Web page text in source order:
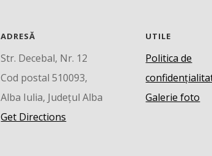
ADRESĂ
Str. Decebal, Nr. 12
Cod postal 510093,
Alba Iulia, Județul Alba
Get Directions
UTILE
Politica de
Galerie foto